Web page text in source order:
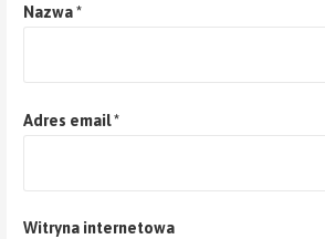
Nazwa*
Adres email*
Witryna internetowa